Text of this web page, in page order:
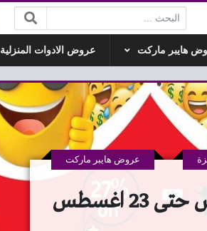
البحث:
هايبر ماركت عروض الادوات المنزلية
عروض كارفور مصر اليوم 20 اغسطس حتى 23 اغسطس
عروض هايبر ماركت